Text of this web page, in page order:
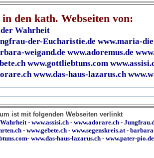
in den kath. Webseiten von:
der Wahrheit
der-Eucharistie.de www.maria-
weigand.de www.adoremus.de
www.gottliebtuns.com
www.das-haus-lazarus.ch
ist mit folgenden Webseiten verlinkt
- www.assisi.ch - www.adorare.ch -
- www.gebete.ch - www.segenskreis.at -
- www.das-haus-lazarus.ch - www.pater-pio.de